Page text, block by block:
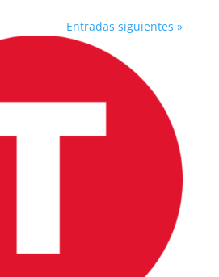
Entradas siguientes »